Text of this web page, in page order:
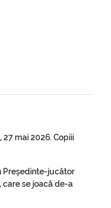
27 mai 2026. Copiii
Președinte-jucător
se joacă de-a